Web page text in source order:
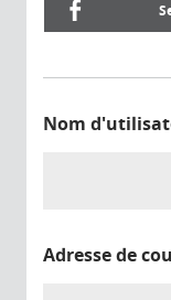
Nom
Adresse de